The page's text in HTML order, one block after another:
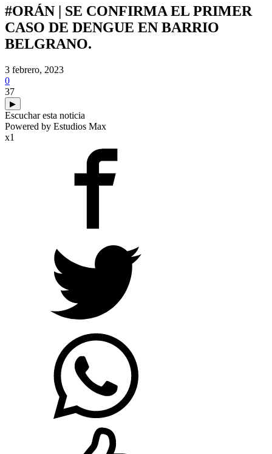
#ORÁN | SE CONFIRMA EL PRIMER
CASO DE DENGUE EN BARRIO
BELGRANO.
3 febrero, 2023
0
37
▶
Escuchar esta noticia
Powered by Estudios Max
x1